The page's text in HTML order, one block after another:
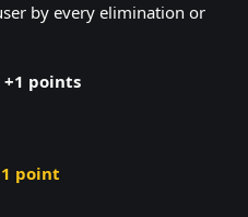
by every elimination or
+1 points
point